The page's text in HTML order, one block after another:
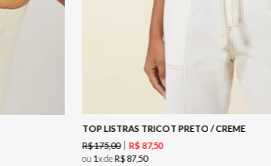
TOP LISTRAS TRICOT PRETO / CREME
R$175,00 R$ 87,50
ou 1x deR$87,50